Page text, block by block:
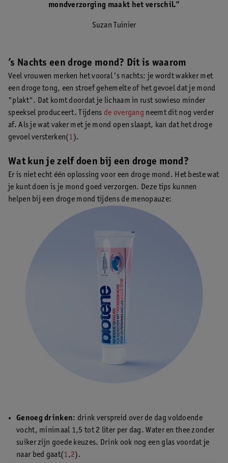
mondverzorging maakt het verschil.“
Suzan Tuinier
’s Nachts een droge mond? Dit is waarom
Veel vrouwen merken het vooral ’s nachts: je wordt wakker met
een droge tong, een stroef gehemelte of het gevoel dat je mond
"plakt". Dat komt doordat je lichaam in rust sowieso minder
speeksel produceert. Tijdens de overgang neemt dit nog verder
af. Als je wat vaker met je mond open slaapt, kan dat het droge
gevoel versterken(1).
Wat kun je zelf doen bij een droge mond?
Er is niet echt één oplossing voor een droge mond. Het beste wat
je kunt doen is je mond goed verzorgen. Deze tips kunnen
helpen bij een droge mond tijdens de menopauze:
Genoeg drinken: drink verspreid over de dag voldoende
vocht, minimaal 1,5 tot 2 liter per dag. Water en thee zonder
suiker zijn goede keuzes. Drink ook nog een glas voordat je
naar bed gaat(1,2).